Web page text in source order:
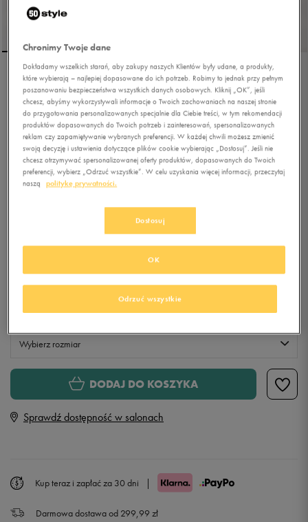
NIKE BLAZER MID '77
0.0 (0 )
299,99zł -20% (cena bezpośrednio przed promocją)
254,99zł -6% (najniższa cena z 30 dni przed obniżką)
239,99złz Vat
Kolor:biały
Wybierz rozmiar
Rozmiary EU
22,5 cm
36,5 23,5 cm
37,5 23,5 cm
DODAJ DO KOSZYKA
Sprawdź dostępność w salonach
Kup teraz i zapłać za 30 dni |
Darmowa dostawa od 299,99 zł
Chronimy Twoje dane
Dokładamy wszelkich starań, aby zakupy naszych Klientów były udane, a produkty,
które wybierają – najlepiej dopasowane do ich potrzeb. Robimy to jednak przy pełnym
poszanowaniu bezpieczeństwa wszystkich danych osobowych. Kliknij „OK”, jeśli
chcesz, abyśmy wykorzystywali informacje o Twoich zachowaniach na naszej stronie
do przygotowania personalizowanych specjalnie dla Ciebie treści, w tym rekomendacji
produktów dopasowanych do Twoich potrzeb i zainteresowań, spersonalizowanych
reklam czy zapamiętywanie wybranych preferencji. W każdej chwili możesz zmienić
swoją decyzję i ustawienia dotyczące plików cookie wybierając „Dostosuj”. Jeśli nie
chcesz otrzymywać spersonalizowanej oferty produktów, dopasowanych do Twoich
preferencji, wybierz „Odrzuć wszystkie”. W celu uzyskania więcej informacji, przeczytaj
naszą
politykę prywatności.
Dostosuj
Odrzuć wszystkie
OK